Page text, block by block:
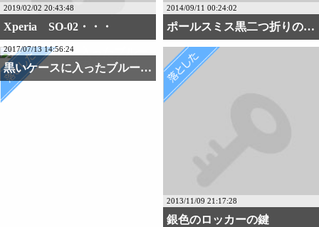
2019/02/02 20:43:48
Xperia SO-02・・・
2014/09/11 00:24:02
ポールスミス黒二つ折りの財布
2017/07/13 14:56:24
黒いケースに入ったブルー・・・
2013/11/09 21:17:28
銀色のロッカーの鍵